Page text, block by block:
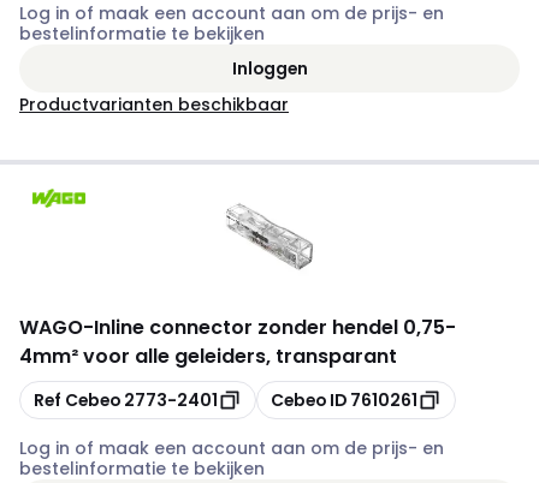
Log in of maak een account aan om de prijs- en
bestelinformatie te bekijken
Inloggen
Productvarianten beschikbaar
WAGO-Inline connector zonder hendel 0,75-
4mm² voor alle geleiders, transparant
Kopiëren
Ref Cebeo 2773-2401 Kopiëren
Cebeo ID 7610261
Log in of maak een account aan om de prijs- en
bestelinformatie te bekijken